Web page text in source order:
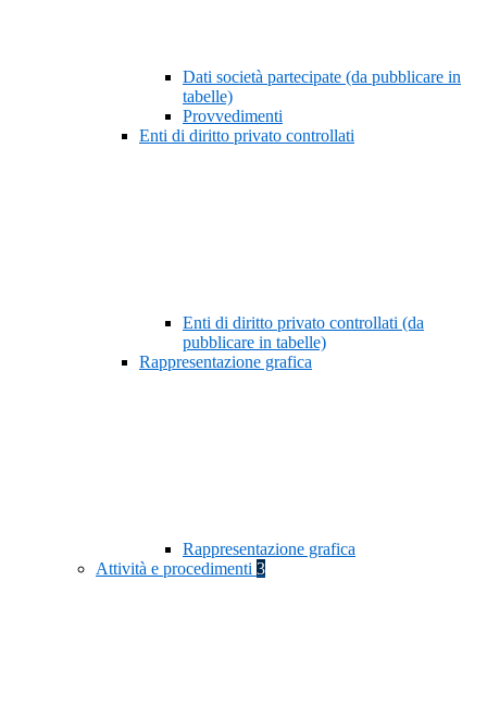
Dati società partecipate (da pubblicare in
tabelle)
Provvedimenti
Enti di diritto privato controllati
Enti di diritto privato controllati (da
pubblicare in tabelle)
Rappresentazione grafica
Rappresentazione grafica
Attività e procedimenti 3